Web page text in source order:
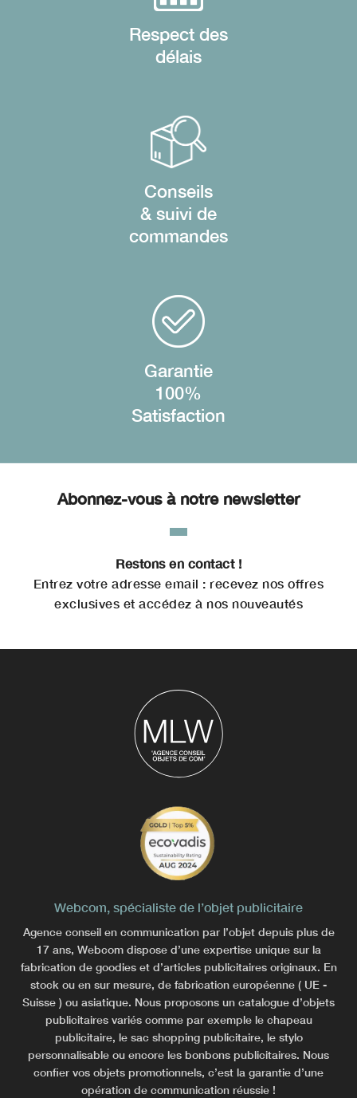
Respect des
délais
Conseils
& suivi de
commandes
Garantie
100%
Satisfaction
Abonnez-vous à notre newsletter
Restons en contact !
Entrez votre adresse email : recevez nos offres
exclusives et accédez à nos nouveautés
Webcom, spécialiste de l’objet publicitaire
Agence conseil en communication par l’objet depuis plus de
17 ans, Webcom dispose d’une expertise unique sur la
fabrication de goodies et d’articles publicitaires originaux. En
stock ou en sur mesure, de fabrication européenne ( UE -
Suisse ) ou asiatique. Nous proposons un catalogue d’objets
publicitaires variés comme par exemple le chapeau
publicitaire, le sac shopping publicitaire, le stylo
personnalisable ou encore les bonbons publicitaires. Nous
confier vos objets promotionnels, c’est la garantie d’une
opération de communication réussie !